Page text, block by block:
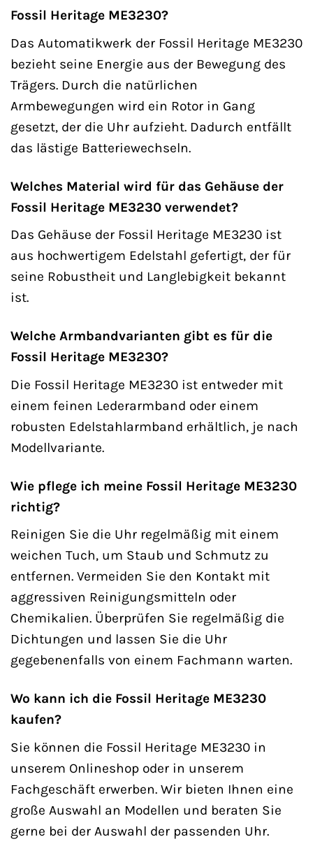
Fossil Heritage ME3230?
Das Automatikwerk der Fossil Heritage ME3230
bezieht seine Energie aus der Bewegung des
Trägers. Durch die natürlichen
Armbewegungen wird ein Rotor in Gang
gesetzt, der die Uhr aufzieht. Dadurch entfällt
das lästige Batteriewechseln.
Welches Material wird für das Gehäuse der
Fossil Heritage ME3230 verwendet?
Das Gehäuse der Fossil Heritage ME3230 ist
aus hochwertigem Edelstahl gefertigt, der für
seine Robustheit und Langlebigkeit bekannt
ist.
Welche Armbandvarianten gibt es für die
Fossil Heritage ME3230?
Die Fossil Heritage ME3230 ist entweder mit
einem feinen Lederarmband oder einem
robusten Edelstahlarmband erhältlich, je nach
Modellvariante.
Wie pflege ich meine Fossil Heritage ME3230
richtig?
Reinigen Sie die Uhr regelmäßig mit einem
weichen Tuch, um Staub und Schmutz zu
entfernen. Vermeiden Sie den Kontakt mit
aggressiven Reinigungsmitteln oder
Chemikalien. Überprüfen Sie regelmäßig die
Dichtungen und lassen Sie die Uhr
gegebenenfalls von einem Fachmann warten.
Wo kann ich die Fossil Heritage ME3230
kaufen?
Sie können die Fossil Heritage ME3230 in
unserem Onlineshop oder in unserem
Fachgeschäft erwerben. Wir bieten Ihnen eine
große Auswahl an Modellen und beraten Sie
gerne bei der Auswahl der passenden Uhr.